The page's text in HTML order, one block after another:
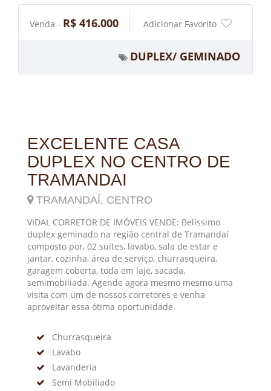
Venda - R$ 416.000 Adicionar Favorito
DUPLEX/ GEMINADO
EXCELENTE CASA
DUPLEX NO CENTRO DE
TRAMANDAI
TRAMANDAÍ, CENTRO
VIDAL CORRETOR DE IMÓVEIS VENDE: Belíssimo
duplex geminado na região central de Tramandaí
composto por, 02 suítes, lavabo, sala de estar e
jantar, cozinha, área de serviço, churrasqueira,
garagem coberta, toda em laje, sacada,
semimobiliada. Agende agora mesmo mesmo uma
visita com um de nossos corretores e venha
aproveitar essa ótima oportunidade.
Churrasqueira
Lavabo
Lavanderia
Semi Mobiliado